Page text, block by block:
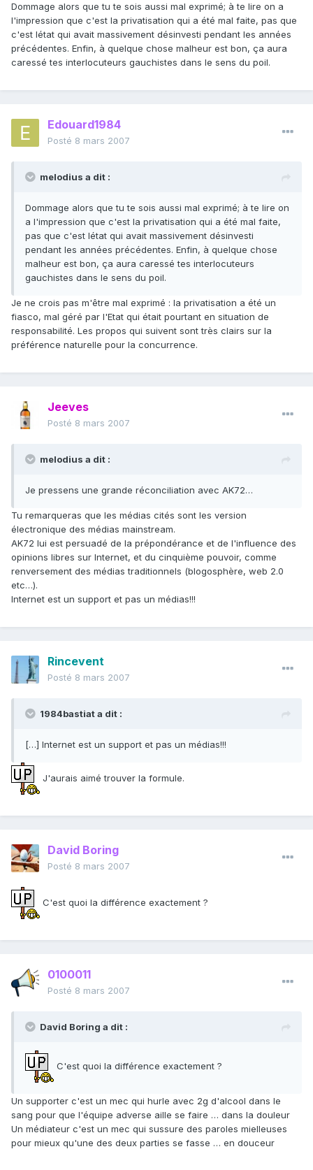
Dommage alors que tu te sois aussi mal exprimé; à te lire on a
l'impression que c'est la privatisation qui a été mal faite, pas que
c'est létat qui avait massivement désinvesti pendant les années
précédentes. Enfin, à quelque chose malheur est bon, ça aura
caressé tes interlocuteurs gauchistes dans le sens du poil.
Edouard1984
Posté 8 mars 2007
melodius a dit :
Dommage alors que tu te sois aussi mal exprimé; à te lire on
a l'impression que c'est la privatisation qui a été mal faite,
pas que c'est létat qui avait massivement désinvesti
pendant les années précédentes. Enfin, à quelque chose
malheur est bon, ça aura caressé tes interlocuteurs
gauchistes dans le sens du poil.
Je ne crois pas m'être mal exprimé : la privatisation a été un
fiasco, mal géré par l'Etat qui était pourtant en situation de
responsabilité. Les propos qui suivent sont très clairs sur la
préférence naturelle pour la concurrence.
Jeeves
Posté 8 mars 2007
melodius a dit :
Je pressens une grande réconciliation avec AK72…
Tu remarqueras que les médias cités sont les version
électronique des médias mainstream.
AK72 lui est persuadé de la prépondérance et de l'influence des
opinions libres sur Internet, et du cinquième pouvoir, comme
renversement des médias traditionnels (blogosphère, web 2.0
etc…).
Internet est un support et pas un médias!!!
Rincevent
Posté 8 mars 2007
1984bastiat a dit :
[…] Internet est un support et pas un médias!!!
J'aurais aimé trouver la formule.
David Boring
Posté 8 mars 2007
C'est quoi la différence exactement ?
0100011
Posté 8 mars 2007
David Boring a dit :
C'est quoi la différence exactement ?
Un supporter c'est un mec qui hurle avec 2g d'alcool dans le
sang pour que l'équipe adverse aille se faire … dans la douleur
Un médiateur c'est un mec qui sussure des paroles mielleuses
pour mieux qu'une des deux parties se fasse … en douceur